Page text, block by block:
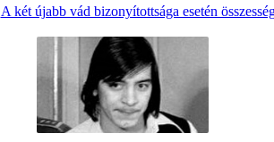
A két újabb vád bizonyítottsága esetén